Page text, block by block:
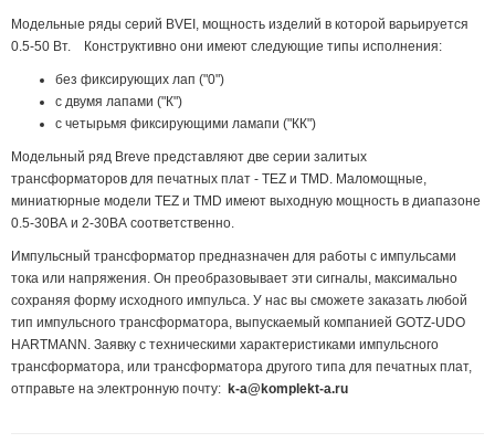
Модельные ряды серий BVEI, мощность изделий в которой варьируется
0.5-50 Вт. Конструктивно они имеют следующие типы исполнения:
без фиксирующих лап ("0")
с двумя лапами ("К")
с четырьмя фиксирующими ламапи ("КК")
Модельный ряд Breve представляют две серии залитых
трансформаторов для печатных плат - TEZ и TMD. Маломощные,
миниатюрные модели TEZ и TMD имеют выходную мощность в диапазоне
0.5-30ВА и 2-30ВА соответственно.
Импульсный трансформатор предназначен для работы с импульсами
тока или напряжения. Он преобразовывает эти сигналы, максимально
сохраняя форму исходного импульса. У нас вы сможете заказать любой
тип импульсного трансформатора, выпускаемый компанией GOTZ-UDO
HARTMANN. Заявку с техническими характеристиками импульсного
трансформатора, или трансформатора другого типа для печатных плат,
отправьте на электронную почту: k-a@komplekt-a.ru